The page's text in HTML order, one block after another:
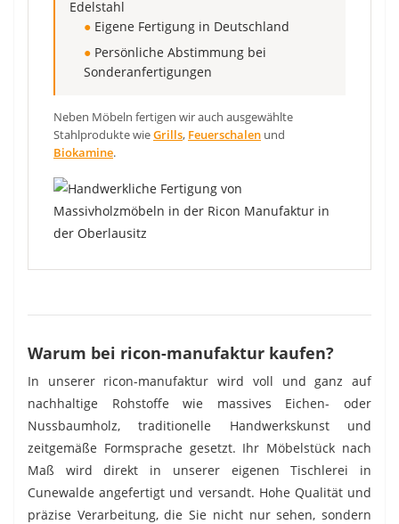
Edelstahl
● Eigene Fertigung in Deutschland
● Persönliche Abstimmung bei
Sonderanfertigungen
Neben Möbeln fertigen wir auch ausgewählte
Stahlprodukte wieGrills, Feuerschalen und
Biokamine.
Warum bei ricon-manufaktur kaufen?
In unserer ricon-manufaktur wird voll und ganz auf
nachhaltige Rohstoffe wie massives Eichen- oder
Nussbaumholz, traditionelle Handwerkskunst und
zeitgemäße Formsprache gesetzt. Ihr Möbelstück nach
Maß wird direkt in unserer eigenen Tischlerei in
Cunewalde angefertigt und versandt. Hohe Qualität und
präzise Verarbeitung, die Sie nicht nur sehen, sondern